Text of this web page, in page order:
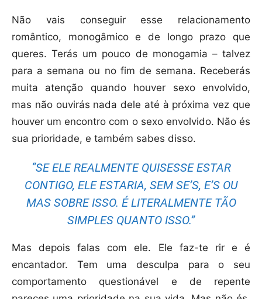
Não vais conseguir esse relacionamento
romântico, monogâmico e de longo prazo que
queres. Terás um pouco de monogamia – talvez
para a semana ou no fim de semana. Receberás
muita atenção quando houver sexo envolvido,
mas não ouvirás nada dele até à próxima vez que
houver um encontro com o sexo envolvido. Não és
sua prioridade, e também sabes disso.
“SE ELE REALMENTE QUISESSE ESTAR
CONTIGO, ELE ESTARIA, SEM SE’S, E’S OU
MAS SOBRE ISSO. É LITERALMENTE TÃO
SIMPLES QUANTO ISSO.”
Mas depois falas com ele. Ele faz-te rir e é
encantador. Tem uma desculpa para o seu
comportamento questionável e de repente